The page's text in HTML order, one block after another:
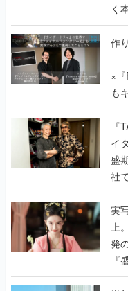
く
作
──
×
も
で
く
『
イ
盛
社
『
ん
実
上
発
『
う